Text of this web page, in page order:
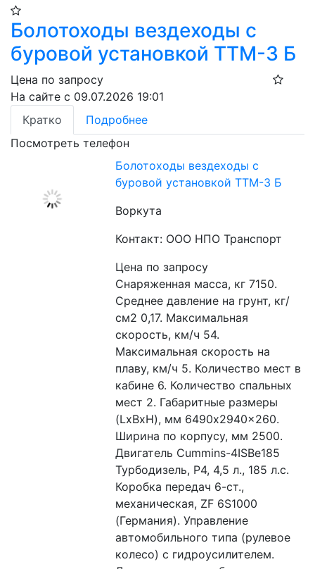
Болотоходы вездеходы с
буровой установкой ТТМ-3 Б
Цена по запросу
На сайте с 09.07.2026 19:01
Кратко
Подробнее
Посмотреть телефон
Болотоходы вездеходы с
буровой установкой ТТМ-3 Б
Воркута
Контакт: ООО НПО Транспорт
Цена по запросу
Снаряженная масса, кг 7150.
Среднее давление на грунт, кг/
см2 0,17. Максимальная
скорость, км/ч 54.
Максимальная скорость на
плаву, км/ч 5. Количество мест в
кабине 6. Количество спальных
мест 2. Габаритные размеры
(LxBxH), мм 6490x2940x260.
Ширина по корпусу, мм 2500.
Двигатель Cummins-4ISBe185
Турбодизель, Р4, 4,5 л., 185 л.с.
Коробка передач 6-ст.,
механическая, ZF 6S1000
(Германия). Управление
автомобильного типа (рулевое
колесо) с гидроусилителем.